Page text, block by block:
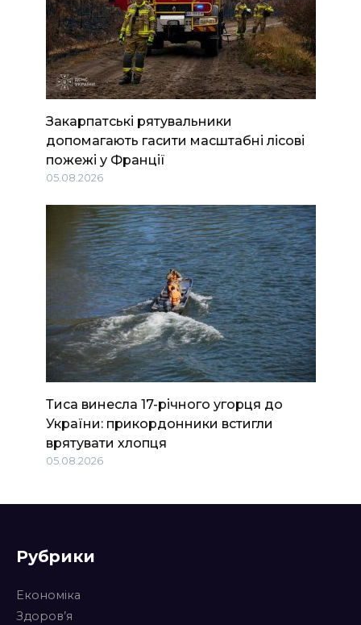
Закарпатські рятувальники
допомагають гасити масштабні лісові
пожежі у Франції
05.08.2026
Тиса винесла 17-річного угорця до
України: прикордонники встигли
врятувати хлопця
05.08.2026
Рубрики
Економіка
Здоров’я